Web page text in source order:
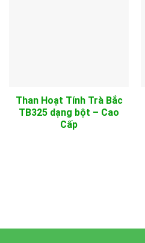
Than Hoạt Tính Trà Bắc
TB325 dạng bột – Cao
Cấp